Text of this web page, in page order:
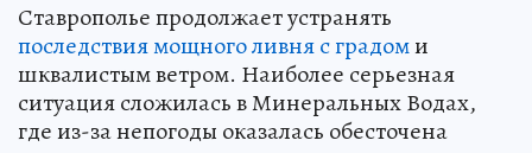
Ставрополье продолжает устранять
последствия мощного ливня с градоми
шквалистым ветром. Наиболее серьезная
ситуация сложилась в Минеральных Водах,
где из-за непогоды оказалась обесточена